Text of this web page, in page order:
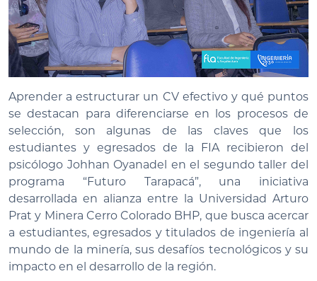
Aprender a estructurar un CV efectivo y qué puntos
se destacan para diferenciarse en los procesos de
selección, son algunas de las claves que los
estudiantes y egresados de la FIA recibieron del
psicólogo Johhan Oyanadel en el segundo taller del
programa “Futuro Tarapacá”, una iniciativa
desarrollada en alianza entre la Universidad Arturo
Prat y Minera Cerro Colorado BHP, que busca acercar
a estudiantes, egresados y titulados de ingeniería al
mundo de la minería, sus desafíos tecnológicos y su
impacto en el desarrollo de la región.